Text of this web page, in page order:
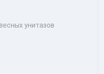
унитазов